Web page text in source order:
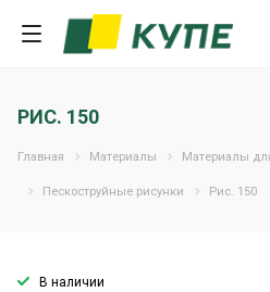
РИС. 150
Главная Материалы Материалы
Пескоструйные рисунки Рис. 150
В наличии